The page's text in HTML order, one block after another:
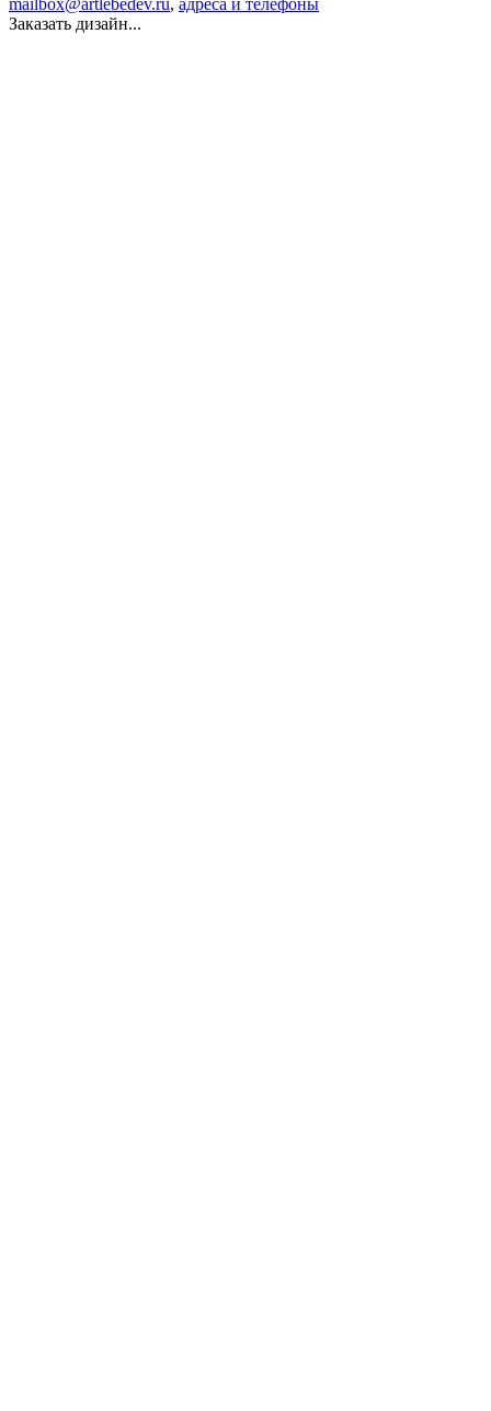
mailbox@artlebedev.ru, адреса и телефоны
Заказать дизайн...